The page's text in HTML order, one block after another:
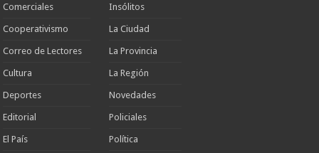
Comerciales
Cooperativismo
Correo de Lectores
Cultura
Deportes
Editorial
El País
Insólitos
La Ciudad
La Provincia
La Región
Novedades
Policiales
Política